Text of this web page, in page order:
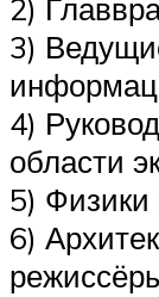
2)
3)
4)
области
5)
6)